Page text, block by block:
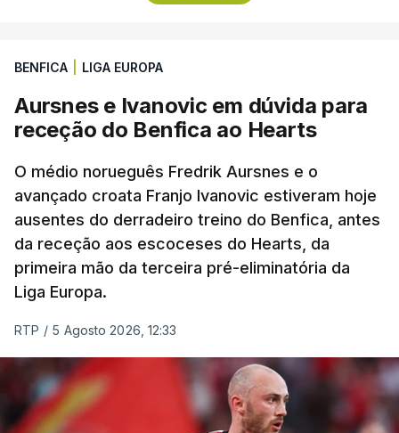
pista.
O vice-campeão português de contrarrelógio,
Rafael Reis, que procurava o oitavo triunfo em
mais rápido, a sete segundos, enquanto o italiano
Luca Giaimi (UAE Emirates) e o russo Artem Nych
(Anicolor-Campicarn), vencedor das últimas duas
edições da Volta, terminaram na quarta e quinta
posições, respetivamente, a nove e 14 segundos.
Na quinta-feira, o pelotão vai percorrer os 157,1
primeira das 10 etapas da 87.ª edição, com duas
contagens de terceira categoria nos derradeiros
50 quilómetros.
BENFICA LIGA EUROPA
Aursnes e Ivanovic em dúvida para
receção do Benfica ao Hearts
O médio norueguês Fredrik Aursnes e o
avançado croata Franjo Ivanovic estiveram hoje
ausentes do derradeiro treino do Benfica, antes
da receção aos escoceses do Hearts, da
primeira mão da terceira pré-eliminatória da
Liga Europa.
RTP / 5 Agosto 2026, 12:33